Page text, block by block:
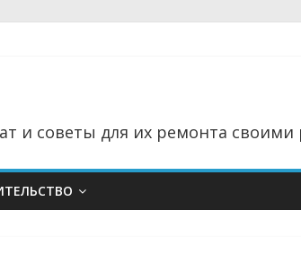
и советы для их ремонта